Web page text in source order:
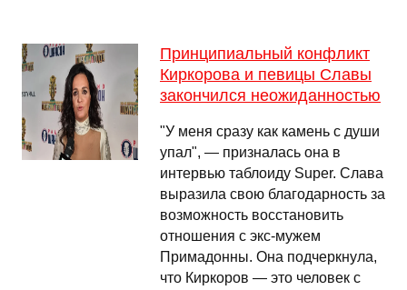
Принципиальный конфликт
Киркорова и певицы Славы
закончился неожиданностью
"У меня сразу как камень с души
упал", — призналась она в
интервью таблоиду Super. Слава
выразила свою благодарность за
возможность восстановить
отношения с экс-мужем
Примадонны. Она подчеркнула,
что Киркоров — это человек с